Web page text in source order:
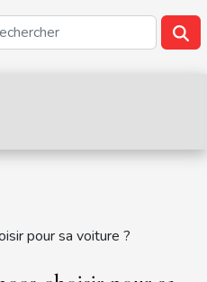
pour sa voiture ?